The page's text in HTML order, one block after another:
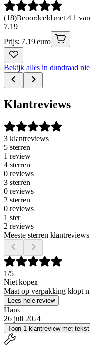
(18)Beoordeeld met 4.1
7.19
Prijs: 7.19 euro
Bekijk alles in dundraad
Klantreviews
3 klantreviews
5 sterren
1 review
4 sterren
0 reviews
3 sterren
0 reviews
2 sterren
0 reviews
1 ster
2 reviews
Meeste sterren klantreviews
1/5
Niet kopen
Maat op verpakking klopt
Lees hele review
Hans
26 juli 2024
Toon 1 klantreview met tekst